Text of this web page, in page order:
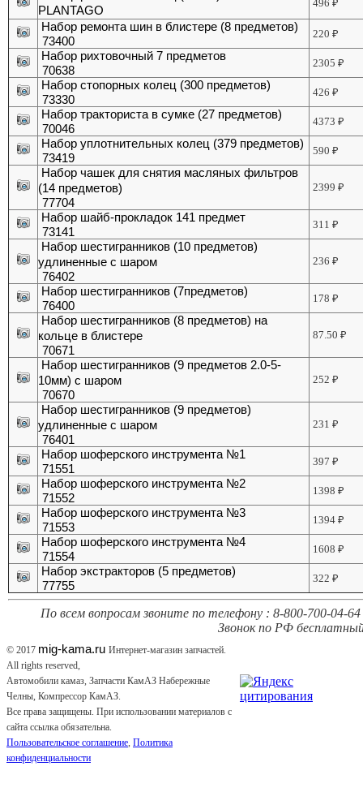
PLANTAGO
496₽
Набор ремонта шин в блистере (8 предметов)
73400
220₽
Набор рихтовочный 7 предметов
70638
2305₽
Набор стопорных колец (300 предметов)
73330
426₽
Набор тракториста в сумке (27 предметов)
70046
4373₽
Набор уплотнительных колец (379 предметов)
73419
590₽
Набор чашек для снятия масляных фильтров
(14 предметов)
77704
2399₽
Набор шайб-прокладок 141 предмет
73141
311₽
Набор шестигранников (10 предметов)
удлиненные с шаром
76402
236₽
Набор шестигранников (7предметов)
76400
178₽
Набор шестигранников (8 предметов) на
кольце в блистере
70671
87.50₽
Набор шестигранников (9 предметов 2.0-5-
10мм) с шаром
70670
252₽
Набор шестигранников (9 предметов)
удлиненные с шаром
76401
231₽
Набор шоферского инструмента №1
71551
397₽
Набор шоферского инструмента №2
71552
1398₽
Набор шоферского инструмента №3
71553
1394₽
Набор шоферского инструмента №4
71554
1608₽
Набор экстракторов (5 предметов)
77755
322₽
По всем вопросам звоните по телефону : 8-800-700-04-64
Звонок по РФ
© 2017 mig-kama.ru Интернет-магазин запчастей.
All rights reserved,
Автомобили камаз, Запчасти КамАЗ Набережные
Челны, Компрессор КамАЗ.
Все права защищены. При использовании материалов с
сайта ссылка обязательна.
Пользовательское соглашение, Политика
конфиденциальности